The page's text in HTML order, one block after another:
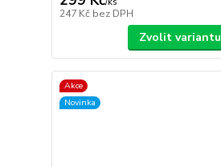
247 Kč bez DPH
Zvolit variantu
Akce
Novinka